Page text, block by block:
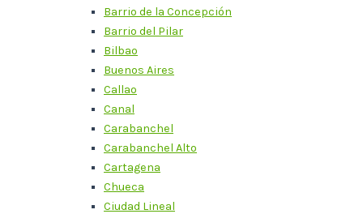
Barrio de la Concepción
Barrio del Pilar
Bilbao
Buenos Aires
Callao
Canal
Carabanchel
Carabanchel Alto
Cartagena
Chueca
Ciudad Lineal